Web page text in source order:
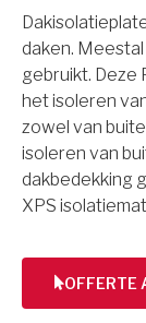
daken.
gebruikt. Deze
het isoleren
zowel van
isoleren van
dakbedekking
XPS
OFFERTE